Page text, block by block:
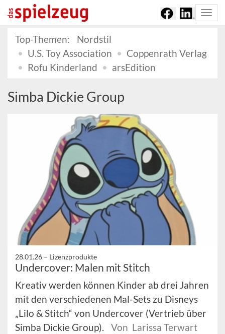
Top-Themen:
Nordstil
U.S. Toy Association
Coppenrath Verlag
Rofu Kinderland
arsEdition
Simba Dickie Group
28.01.26 – Lizenzprodukte
Undercover: Malen mit Stitch
Kreativ werden können Kinder ab drei Jahren
mit den verschiedenen Mal-Sets zu Disneys
„Lilo & Stitch“ von Undercover (Vertrieb über
Simba Dickie Group).
Von Larissa Terwart